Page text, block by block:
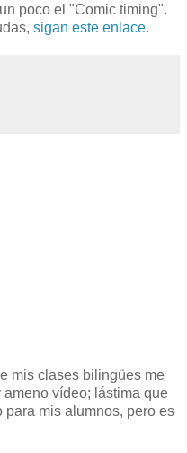
poco el "Comic timing".
sigan este enlace.
mis clases bilingües me
vídeo; lástima que
para mis alumnos, pero es